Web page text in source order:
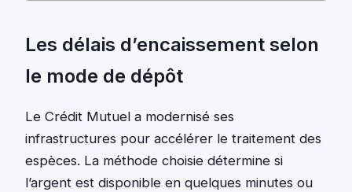
Les délais d’encaissement selon
le mode de dépôt
Le Crédit Mutuel a modernisé ses
infrastructures pour accélérer le traitement des
espèces. La méthode choisie détermine si
l’argent est disponible en quelques minutes ou